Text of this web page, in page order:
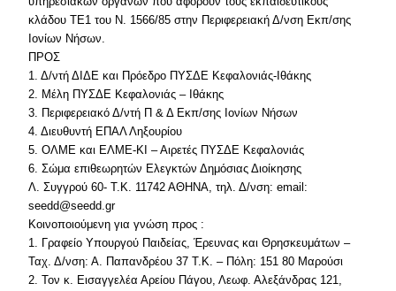
κλάδου ΤΕ1 του Ν. 1566/85 στην Περιφερειακή Δ/νση Εκπ/σης
Ιονίων Νήσων.
ΠΡΟΣ
1. Δ/ντή ΔΙΔΕ και Πρόεδρο ΠΥΣΔΕ Κεφαλονιάς-Ιθάκης
2. Μέλη ΠΥΣΔΕ Κεφαλονιάς – Ιθάκης
3. Περιφερειακό Δ/ντή Π & Δ Εκπ/σης Ιονίων Νήσων
4. Διευθυντή ΕΠΑΛ Ληξουρίου
5. ΟΛΜΕ και ΕΛΜΕ-ΚΙ – Αιρετές ΠΥΣΔΕ Κεφαλονιάς
6. Σώμα επιθεωρητών Ελεγκτών Δημόσιας Διοίκησης
Λ. Συγγρού 60- Τ.Κ. 11742 ΑΘΗΝΑ, τηλ. Δ/νση: email:
seedd@seedd.gr
Κοινοποιούμενη για γνώση προς :
1. Γραφείο Υπουργού Παιδείας, Έρευνας και Θρησκευμάτων –
Ταχ. Δ/νση: Α. Παπανδρέου 37 Τ.Κ. – Πόλη: 151 80 Μαρούσι
2. Τον κ. Εισαγγελέα Αρείου Πάγου, Λεωφ. Αλεξάνδρας 121,